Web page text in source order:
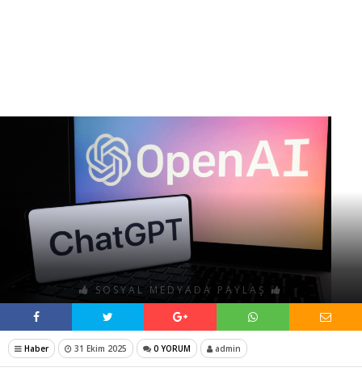
SOSYAL MEDYADA PAYLAŞ
Haber 31 Ekim 2025 0 YORUM admin